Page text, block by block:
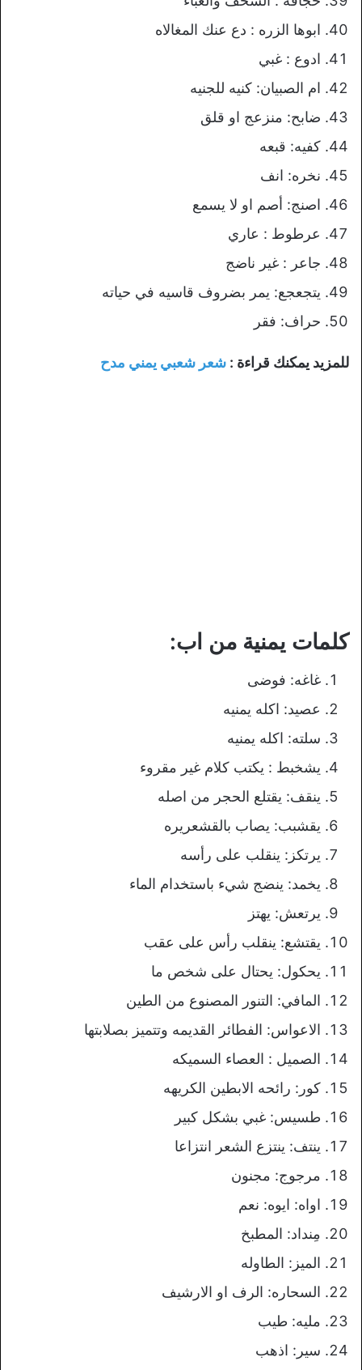
ابوها الزره : دع عنك المغالاه
ادوع : غبي
ام الصبيان: كنيه للجنيه
ضابح: منزعج او قلق
كفيه: قبعه
نخره: انف
اصنج: أصم او لا يسمع
عرطوط : عاري
جاعر : غير ناضج
يتجعجع: يمر بضروف قاسيه في حياته
حراف: فقر
للمزيد يمكنك قراءة : شعر شعبي يمني مدح
كلمات يمنية من اب:
غاغه: فوضى
عصيد: اكله يمنيه
سلته: اكله يمنيه
يشخبط : يكتب كلام غير مقروء
ينقف: يقتلع الحجر من اصله
يقشبب: يصاب بالقشعريره
يرتكز: ينقلب على رأسه
يخمد: ينضج شيء باستخدام الماء
يرتعش: يهتز
يقتشع: ينقلب رأس على عقب
يحكول: يحتال على شخص ما
المافي: التنور المصنوع من الطين
الاعواس: الفطائر القديمه وتتميز بصلابتها
الصميل : العصاء السميكه
كور: رائحه الابطين الكريهه
طسيس: غبي بشكل كبير
ينتف: ينتزع الشعر انتزاعا
مرجوج: مجنون
اواه: ايوه: نعم
مِنداد: المطبخ
الميز: الطاوله
السحاره: الرف او الارشيف
مليه: طيب
سير: اذهب